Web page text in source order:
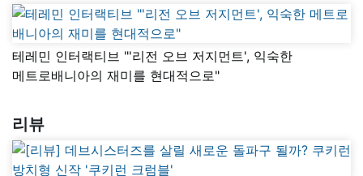
테레민 인터랙티브 "'리전 오브 저지먼트', 익숙한
메트로배니아의 재미를 현대적으로"
리뷰